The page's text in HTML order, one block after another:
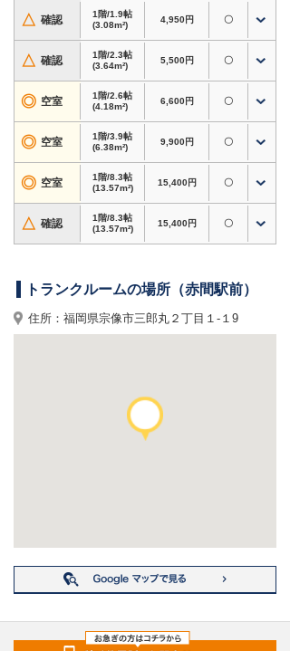
安な方、バイクの置き場所にお困りの方にもおす
すめ
・衣類・季節用品・家電・趣味道具など、自宅の
収納スペース確保に
・アウトドア用品・スポーツ用品・大型荷物の保
管にも対応
・防犯設備・換気設備あり、施設見学対応
ホームページからのお申込みで初期費用3,000円
賃料半額キャンペーン実施中。6ヶ月以上のご利
用条件あり。内覧やサイズのご相談もお気軽にど
うぞ。
レンタル倉庫・貸し倉庫をお探しなら、ドッと
あ〜るコンテナ 赤間駅前へ！
△ 確認
1階/1.9帖
(3.08m²)
4,950円 〇
△ 確認
1階/2.3帖
(3.64m²)
5,500円 〇
◎ 空室
1階/2.6帖
(4.18m²)
6,600円 〇
◎ 空室
1階/3.9帖
(6.38m²)
9,900円 〇
◎ 空室
1階/8.3帖
(13.57m²)
15,400円 〇
△ 確認
1階/8.3帖
(13.57m²)
15,400円 〇
トランクルームの場所（赤間駅前）
住所：福岡県宗像市三郎丸２丁目１-１9